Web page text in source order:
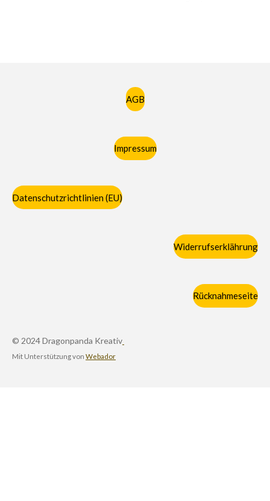
AGB
Impressum
Datenschutzrichtlinien (EU)
Widerrufserklährung
Rücknahmeseite
© 2024 Dragonpanda Kreativ
Mit Unterstützung von Webador